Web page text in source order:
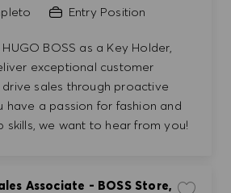
Entry Position
BOSS as a Key Holder,
exceptional customer
sales through proactive
have a passion for fashion and
skills, we want to hear from you!
Associate - BOSS Store,